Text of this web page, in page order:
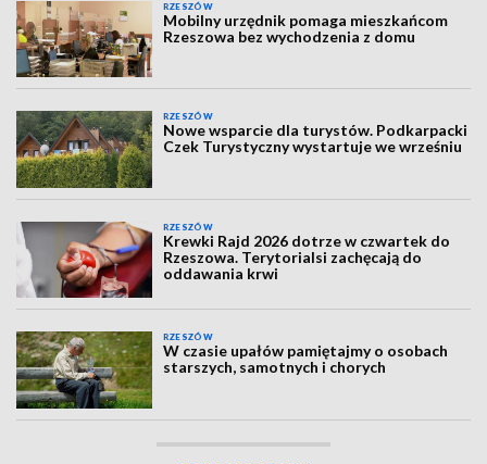
RZESZÓW
Mobilny urzędnik pomaga mieszkańcom
Rzeszowa bez wychodzenia z domu
RZESZÓW
Nowe wsparcie dla turystów. Podkarpacki
Czek Turystyczny wystartuje we wrześniu
RZESZÓW
Krewki Rajd 2026 dotrze w czwartek do
Rzeszowa. Terytorialsi zachęcają do
oddawania krwi
RZESZÓW
W czasie upałów pamiętajmy o osobach
starszych, samotnych i chorych